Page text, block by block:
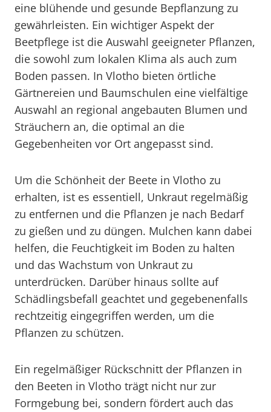
eine blühende und gesunde Bepflanzung zu
gewährleisten. Ein wichtiger Aspekt der
Beetpflege ist die Auswahl geeigneter Pflanzen,
die sowohl zum lokalen Klima als auch zum
Boden passen. In Vlotho bieten örtliche
Gärtnereien und Baumschulen eine vielfältige
Auswahl an regional angebauten Blumen und
Sträuchern an, die optimal an die
Gegebenheiten vor Ort angepasst sind.
Um die Schönheit der Beete in Vlotho zu
erhalten, ist es essentiell, Unkraut regelmäßig
zu entfernen und die Pflanzen je nach Bedarf
zu gießen und zu düngen. Mulchen kann dabei
helfen, die Feuchtigkeit im Boden zu halten
und das Wachstum von Unkraut zu
unterdrücken. Darüber hinaus sollte auf
Schädlingsbefall geachtet und gegebenenfalls
rechtzeitig eingegriffen werden, um die
Pflanzen zu schützen.
Ein regelmäßiger Rückschnitt der Pflanzen in
den Beeten in Vlotho trägt nicht nur zur
Formgebung bei, sondern fördert auch das